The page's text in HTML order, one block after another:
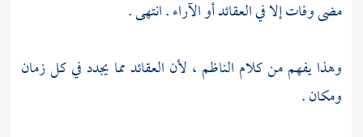
مضى وفات إلا في العقائد أو الآراء . انتهى .
وهذا يفهم من كلام الناظم ، لأن العقائد مما يجدد في كل زمان
ومكان .